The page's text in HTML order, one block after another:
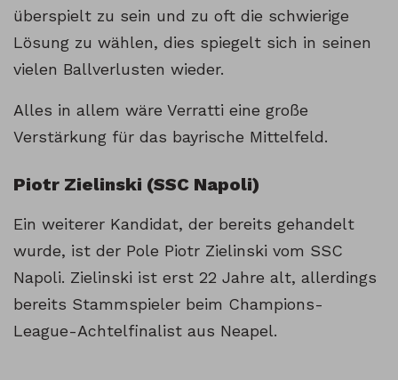
überspielt zu sein und zu oft die schwierige
Lösung zu wählen, dies spiegelt sich in seinen
vielen Ballverlusten wieder.
Alles in allem wäre Verratti eine große
Verstärkung für das bayrische Mittelfeld.
Piotr Zielinski (SSC Napoli)
Ein weiterer Kandidat, der bereits gehandelt
wurde, ist der Pole Piotr Zielinski vom SSC
Napoli. Zielinski ist erst 22 Jahre alt, allerdings
bereits Stammspieler beim Champions-
League-Achtelfinalist aus Neapel.